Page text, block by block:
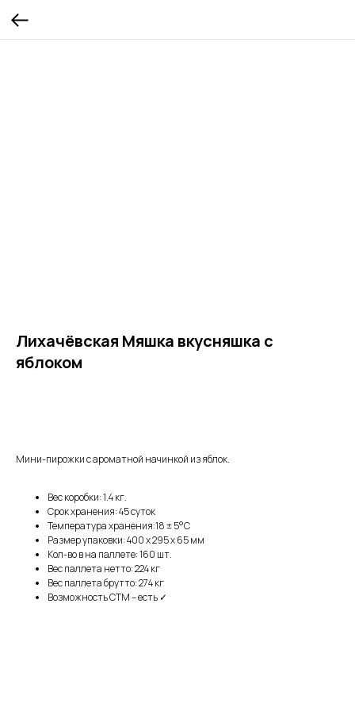
Лихачёвская Мяшка вкусняшка с
яблоком
Мини-пирожки с ароматной начинкой из яблок.
Вес коробки: 1.4 кг.
Срок хранения: 45 суток
Температура хранения:18 ± 5°C
Размер упаковки: 400 х 295 х 65 мм
Кол-во в на паллете: 160 шт.
Вес паллета нетто: 224 кг
Вес паллета брутто: 274 кг
Возможность СТМ – есть ✓